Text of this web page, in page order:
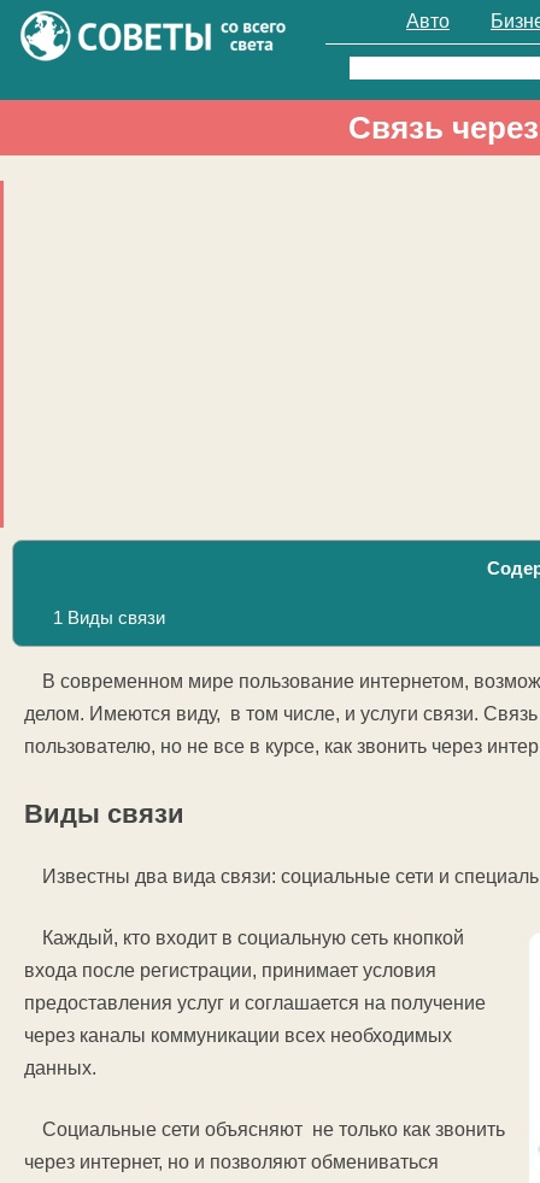
Авто
Найти:
Связь
1 Виды связи
В современном мире пользование интернетом,
делом. Имеются виду, в том числе, и услуги связи.
пользователю, но не все в курсе, как звонить через
Виды связи
Известны два вида связи: социальные сети и
Каждый, кто входит в социальную сеть кнопкой
входа после регистрации, принимает условия
предоставления услуг и соглашается на получение
через каналы коммуникации всех необходимых
данных.
Социальные сети объясняют не только как звонить
через интернет, но и позволяют обмениваться